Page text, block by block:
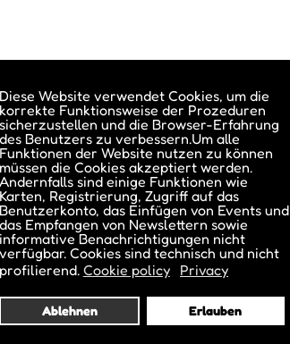
Diese Website verwendet Cookies, um die
korrekte Funktionsweise der Prozeduren
sicherzustellen und die Browser-Erfahrung
des Benutzers zu verbessern.Um alle
Funktionen der Website nutzen zu können
müssen die Cookies akzeptiert werden.
Andernfalls sind einige Funktionen wie
Karten, Registrierung, Zugriff auf das
Benutzerkonto, das Einfügen von Events und
das Empfangen von Newslettern sowie
informative Benachrichtigungen nicht
verfügbar. Cookies sind technisch und nicht
profilierend. Cookie policy Privacy
Ablehnen Erlauben